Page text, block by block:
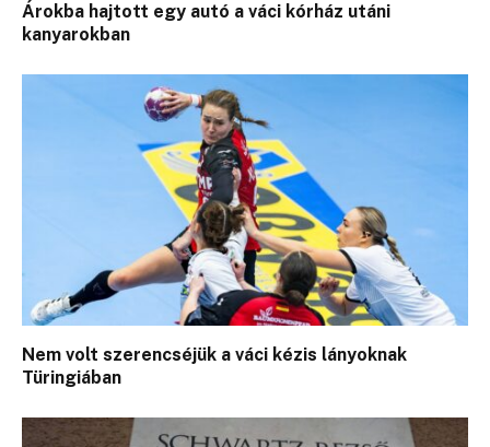
Árokba hajtott egy autó a váci kórház utáni
kanyarokban
Nem volt szerencséjük a váci kézis lányoknak
Türingiában